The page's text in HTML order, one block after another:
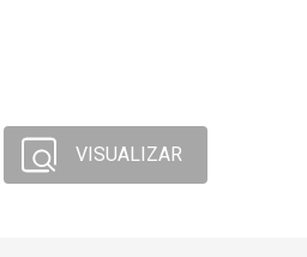
VISUALIZAR